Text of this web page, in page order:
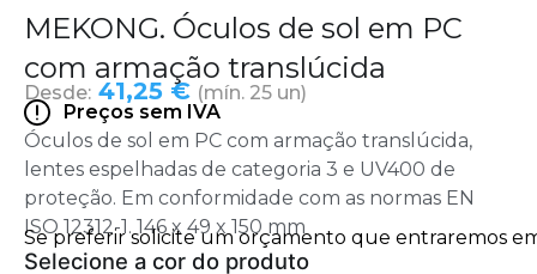
MEKONG. Óculos de sol em PC
com armação translúcida
Desde: 41,25 € (mín. 25 un)
Preços sem IVA
Óculos de sol em PC com armação translúcida,
lentes espelhadas de categoria 3 e UV400 de
proteção. Em conformidade com as normas EN
ISO 12312-1. 146 x 49 x 150 mm